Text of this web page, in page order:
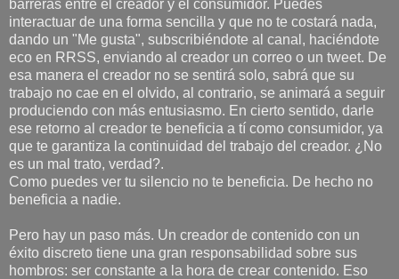
barreras entre el creador y el consumidor. Puedes
interactuar de una forma sencilla y que no te costará nada,
dando un "Me gusta", subscribiéndote al canal, haciéndote
eco en RRSS, enviando al creador un correo o un tweet. De
esa manera el creador no se sentirá solo, sabrá que su
trabajo no cae en el olvido, al contrario, se animará a seguir
produciendo con más entusiasmo. En cierto sentido, darle
ese retorno al creador te beneficia a tí como consumidor, ya
que te garantiza la continuidad del trabajo del creador. ¿No
es un mal trato, verdad?.
Como puedes ver tu silencio no te beneficia. De hecho no
beneficia a nadie.
Pero hay un paso más. Un creador de contenido con un
éxito discreto tiene una gran responsabilidad sobre sus
hombros: ser constante a la hora de crear contenido. Eso